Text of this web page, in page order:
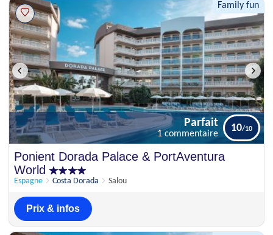
Family fun
Parfait
Ponient Dorada Palace & PortAventura
World
Espagne Costa Dorada Salou
Parfait
1 commentaire
10
Prix & infos